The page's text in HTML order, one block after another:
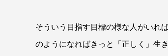
そういう目指す目標の様な人がいれ
のようになればきっと「正しく」生